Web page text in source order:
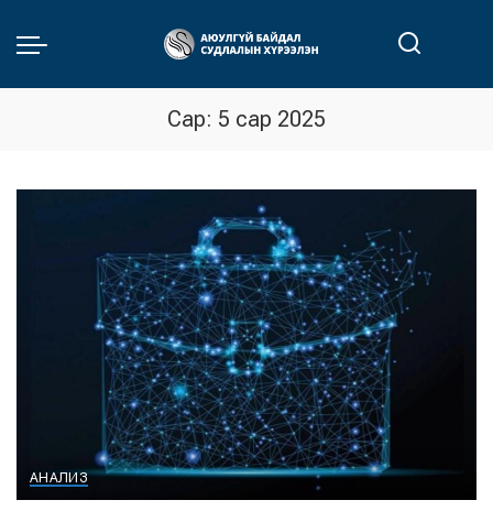
Сар: 5 сар 2025
АНАЛИЗ